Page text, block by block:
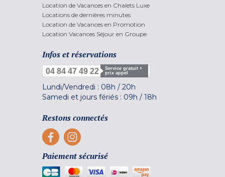
Location de Vacances en Chalets Luxe
Locations de dernières minutes
Location de Vacances en Promotion
Location Vacances Séjour en Groupe
Infos et réservations
04 84 47 49 22
Service gratuit +
prix appel
Lundi/Vendredi : 08h / 20h
Samedi et jours fériés : 09h / 18h
Restons connectés
Paiement sécurisé